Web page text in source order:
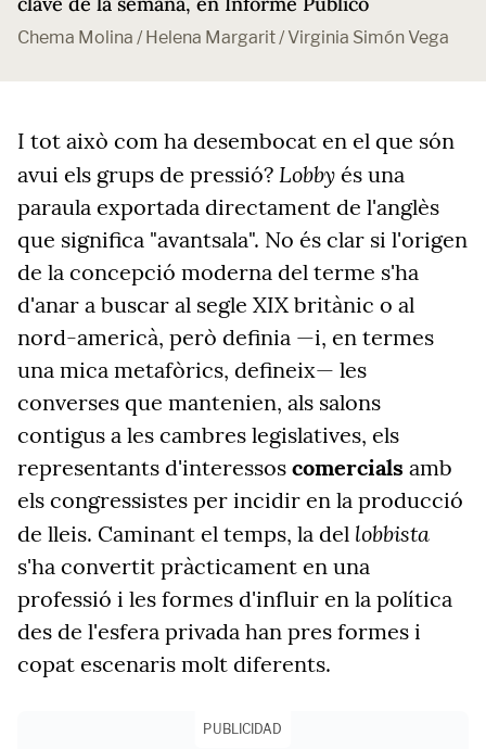
Chema Molina / Helena Margarit / Virginia Simón Vega
I tot això com ha desembocat en el que són
avui els grups de pressió? Lobby és una
paraula exportada directament de l'anglès
que significa "avantsala". No és clar si l'origen
de la concepció moderna del terme s'ha
d'anar a buscar al segle XIX britànic o al
nord-americà, però definia —i, en termes
una mica metafòrics, defineix— les
converses que mantenien, als salons
contigus a les cambres legislatives, els
representants d'interessos comercials amb
els congressistes per incidir en la producció
de lleis. Caminant el temps, la del lobbista
s'ha convertit pràcticament en una
professió i les formes d'influir en la política
des de l'esfera privada han pres formes i
copat escenaris molt diferents.
PUBLICIDAD